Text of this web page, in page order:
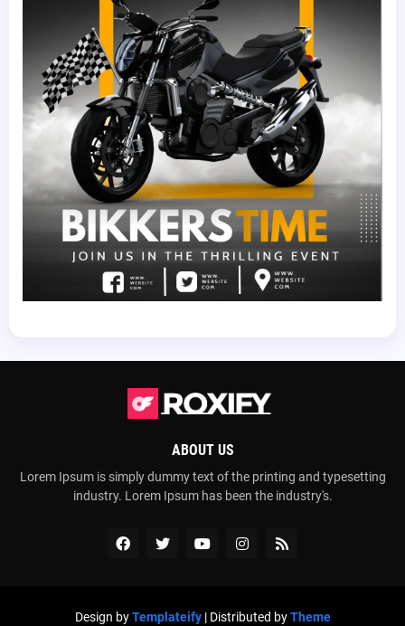
ABOUT US
Lorem Ipsum is simply dummy text of the printing and typesetting
industry. Lorem Ipsum has been the industry's.
Design byTemplateify| Distributed byTheme